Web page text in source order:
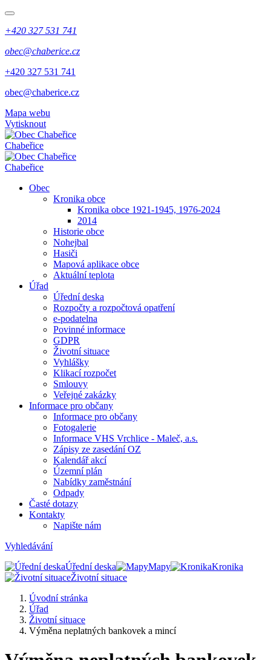
+420 327 531 741
obec@chaberice.cz
+420 327 531 741
obec@chaberice.cz
Mapa webu
Vytisknout
Chabeřice
Chabeřice
Obec
Kronika obce
Kronika obce 1921-1945, 1976-2024
2014
Historie obce
Nohejbal
Hasiči
Mapová aplikace obce
Aktuální teplota
Úřad
Úřední deska
Rozpočty a rozpočtová opatření
e-podatelna
Povinné informace
GDPR
Životní situace
Vyhlášky
Klikací rozpočet
Smlouvy
Veřejné zakázky
Informace pro občany
Informace pro občany
Fotogalerie
Informace VHS Vrchlice - Maleč, a.s.
Zápisy ze zasedání OZ
Kalendář akcí
Územní plán
Nabídky zaměstnání
Odpady
Časté dotazy
Kontakty
Napište nám
Vyhledávání
Úřední deska
Mapy
Kronika
Životní situace
Úvodní stránka
Úřad
Životní situace
Výměna neplatných bankovek a mincí